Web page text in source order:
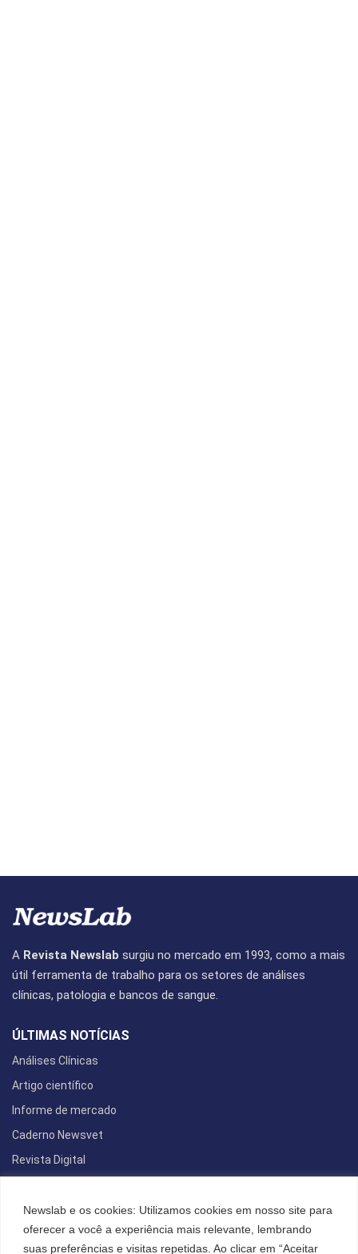
Newslab e os cookies: Utilizamos cookies em nosso site para
oferecer a você a experiência mais relevante, lembrando
suas preferências e visitas repetidas. Ao clicar em “Aceitar
A Revista Newslab surgiu no mercado em 1993, como a mais
útil ferramenta de trabalho para os setores de análises
clínicas, patologia e bancos de sangue.
ÚLTIMAS NOTÍCIAS
Análises Clínicas
Artigo científico
Informe de mercado
Caderno Newsvet
Revista Digital